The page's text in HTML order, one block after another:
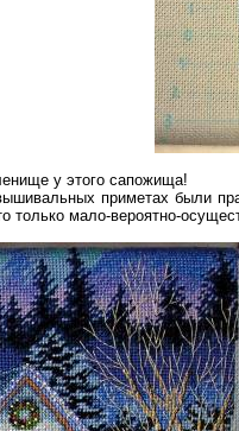
у этого сапожища!
приметах были
только мало-вероятно-